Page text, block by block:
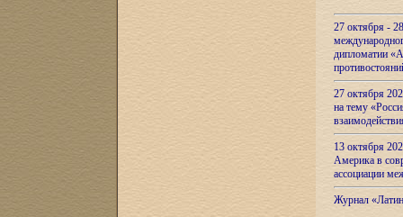
27 октября -
дипломатии
27 октября
на тему
13 октября
Америка в
ассоциации
Журнал